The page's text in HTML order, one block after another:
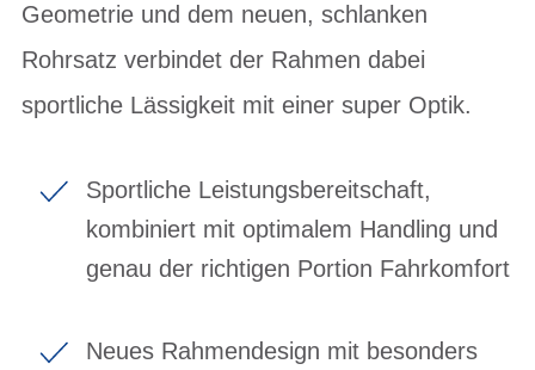
Geometrie und dem neuen, schlanken
Rohrsatz verbindet der Rahmen dabei
sportliche Lässigkeit mit einer super Optik.
Sportliche Leistungsbereitschaft,
kombiniert mit optimalem Handling und
genau der richtigen Portion Fahrkomfort
Neues Rahmendesign mit besonders